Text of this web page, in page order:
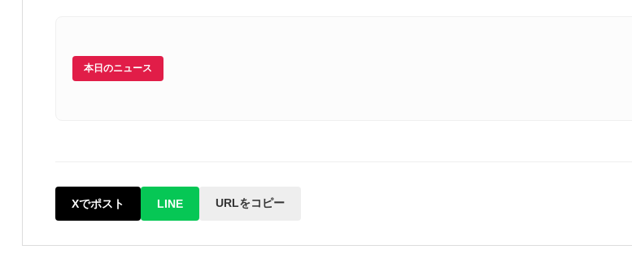
本日のニュース
Xでポスト LINE URLをコピー